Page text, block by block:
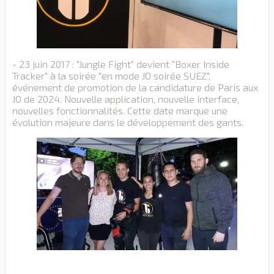
- 23 juin 2017 : "Jungle Fight" devient "Boxer Inside
Tracker" à la soirée "en mode JO soirée SUEZ",
événement de promotion de la candidature de Paris aux
JO de 2024. Nouvelle application, nouvelle interface,
nouvelles fonctionnalités. Cette date marque une
évolution majeure dans le développement des gants.